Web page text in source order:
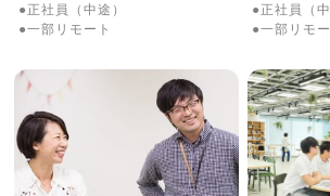
●正社員（中途）
●一部リモート
●正社員（中
●一部リモー